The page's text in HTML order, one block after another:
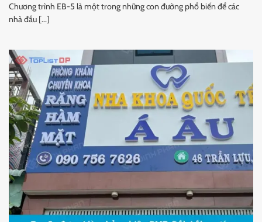
Chương trình EB-5 là một trong những con đường phổ biến để các
nhà đầu [...]